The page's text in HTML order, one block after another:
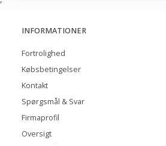
INFORMATIONER
Fortrolighed
Købsbetingelser
Kontakt
Spørgsmål & Svar
Firmaprofil
Oversigt